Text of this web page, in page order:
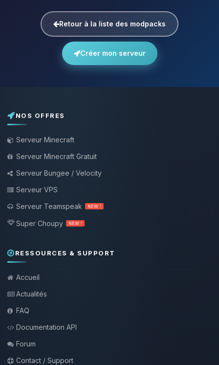
Retour à la liste des modpacks
Créer mon serveur
NOS OFFRES
Serveur Minecraft
Serveur Minecraft Gratuit
Serveur Bungee / Velocity
Serveur VPS
Serveur Teamspeak
NEW !
Super Choupy NEW !
RESSOURCES & SUPPORT
Accueil
Actualités
FAQ
Documentation API
Forum
Contact / Support